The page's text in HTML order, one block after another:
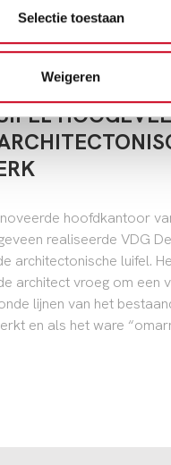
Selectie toestaan
Weigeren
hoofdkantoor
realiseerde VDG
architectonische luifel.
architect vroeg om een
lijnen van het
en als het ware